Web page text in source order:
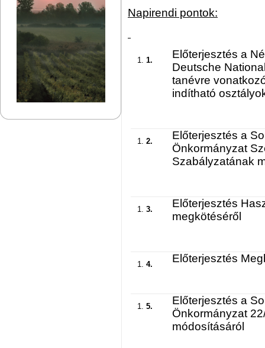
Napirendi pontok:
1.
Előterjesztés a
Deutsche
tanévre
indítható
2.
Előterjesztés a
Önkormányzat
Szabályzatának
3.
Előterjesztés
megkötéséről
4. Előterjesztés
5.
Előterjesztés a
Önkormányzat
módosításáról